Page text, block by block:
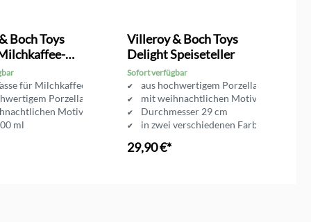
Boch Toys
für Milchkaffee
Porzellan
Motiven
ml
Villeroy & Boch Toys
Delight Speiseteller
Sofort verfügbar
aus hochwertigem Porzellan
mit weihnachtlichen Motiven
Durchmesser 29 cm
in zwei verschiedenen Farben erhältlich
29,90 €*